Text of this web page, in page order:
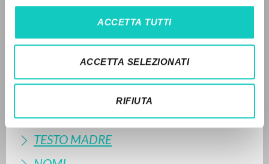
ACCETTA TUTTI
ACCETTA SELEZIONATI
RIFIUTA
STORIA EDITORIALE
SINTESI DEI CONTENUTI
TRADUZIONI
TRADUZIONI OPERE COLLEGATE
TESTO MADRE
Italiano Inglese Spagnolo
NEWSLETTER
eventi e percorsi editoriali.